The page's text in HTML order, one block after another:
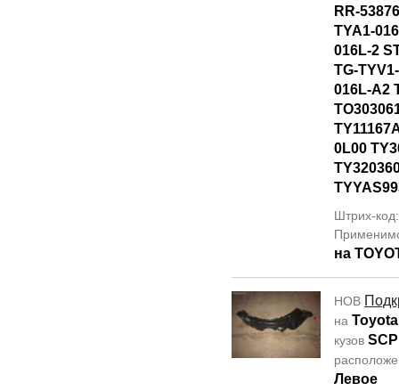
RR-
TYA1-
016L-2
TG-
016L-A2
0L00
Штрих-
на
НОВ
на
кузов
Левое